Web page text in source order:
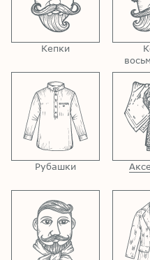
Кепки
Рубашки